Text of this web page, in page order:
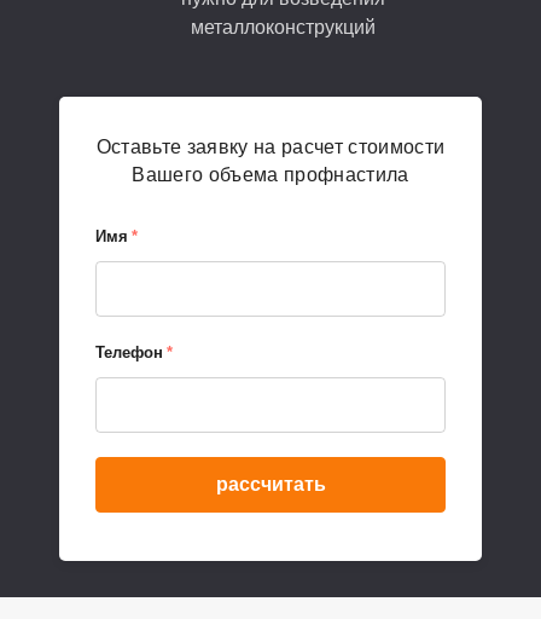
металлоконструкций
Оставьте заявку на расчет стоимости
Вашего объема профнастила
Имя *
Телефон *
рассчитать